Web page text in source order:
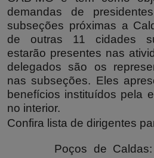
demandas de
subseções próximas a
de outras 11 cidades
estarão presentes nas
delegados são os
nas subseções. Eles
benefícios instituídos pela
no interior.
Confira lista de dirigentes
Poços de